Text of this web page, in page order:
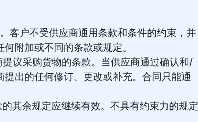
客户不受供应商通用条款和条件的约束，并
附加或不同的条款或规定。
议采购货物的条款。当供应商通过确认和/
出的任何修订、更改或补充。合同只能通
其余规定应继续有效。不具有约束力的规定